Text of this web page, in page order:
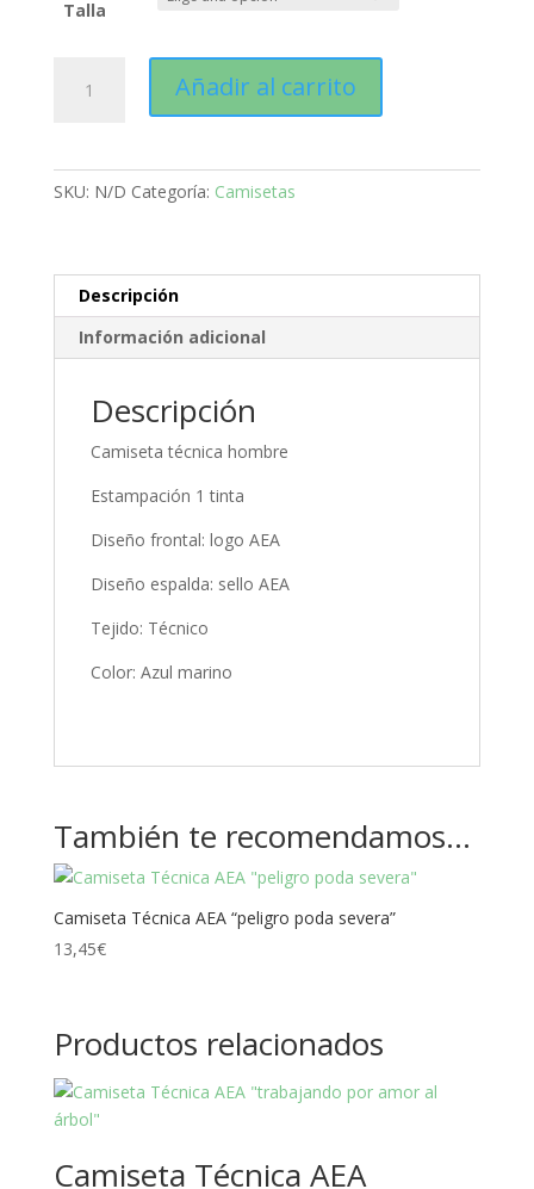
Talla
Técnica
Añadir al carrito
SKU: N/D Categoría: Camisetas
Descripción
Información adicional
Descripción
Camiseta técnica hombre
Estampación 1 tinta
Diseño frontal: logo AEA
Diseño espalda: sello AEA
Tejido: Técnico
Color: Azul marino
También te recomendamos…
Camiseta Técnica AEA “peligro poda severa”
13,45€
Productos relacionados
Camiseta Técnica AEA